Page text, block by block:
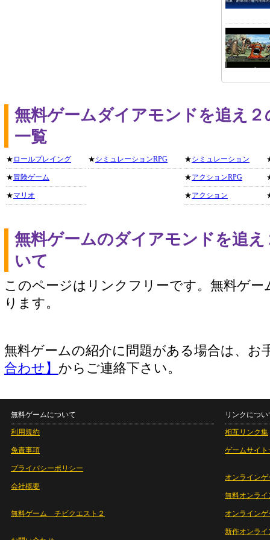
無料ゲームダイアモンドを追え
一覧
★ ロールプレイング
★冒険ゲーム
★マリオ
★シミュレーションRPG ★シミュレーション
★アクションRPG
★アクション
無料ゲームのダイアモンドを追
いて
このページはリンクフリーです。無料ゲー
ります。
無料ゲームの紹介に問題がある場合は、お
合わせ】 からご連絡下さい。
無料ゲームについて
利用規約
免責事項
プライバシーポリシー
会社概要
無料ゲーム チビクエスト２
リンクについ
相互リンク集
ゲームサイト
オンラインゲ
無料オンライ
オンライン
新作オンライ